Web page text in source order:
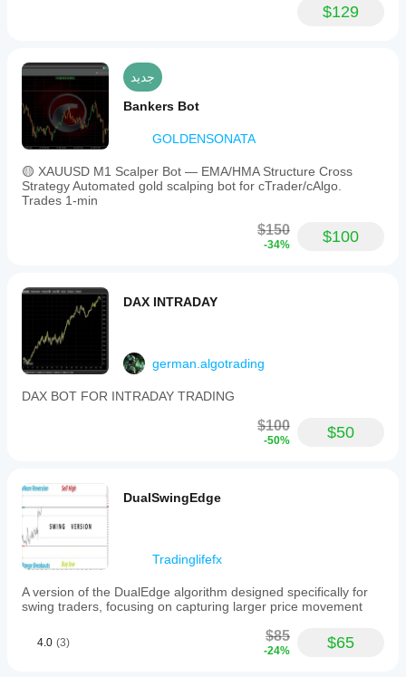
$129
جديد
Bankers Bot
GOLDENSONATA
🟡 XAUUSD M1 Scalper Bot — EMA/HMA Structure Cross
Strategy Automated gold scalping bot for cTrader/cAlgo.
Trades 1-min
$150
-34% $100
DAX INTRADAY
german.algotrading
DAX BOT FOR INTRADAY TRADING
$100
-50% $50
DualSwingEdge
Tradinglifefx
A version of the DualEdge algorithm designed specifically for
swing traders, focusing on capturing larger price movement
4.0 (3) $85
-24% $65